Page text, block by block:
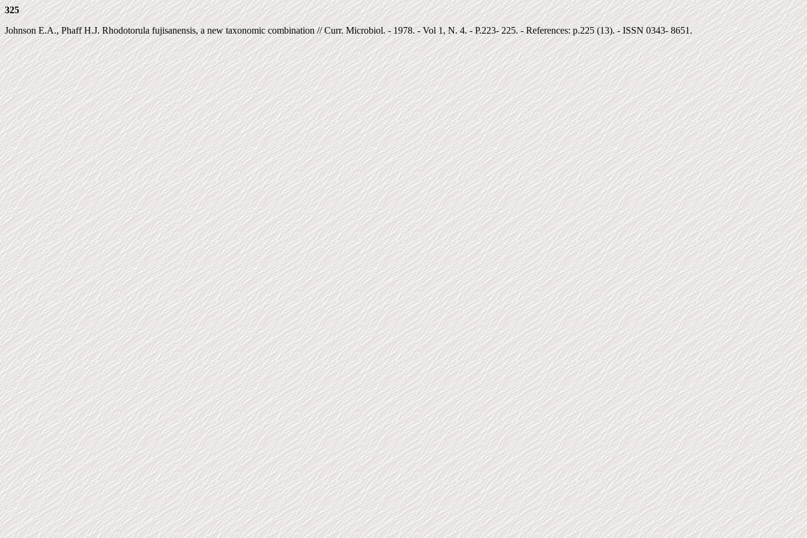
325
Johnson E.A., Phaff H.J. Rhodotorula fujisanensis, a new taxonomic combination // Curr. Microbiol. - 1978. - Vol 1, N. 4. - P.223- 225. - References: p.225 (13). - ISSN 0343- 8651.